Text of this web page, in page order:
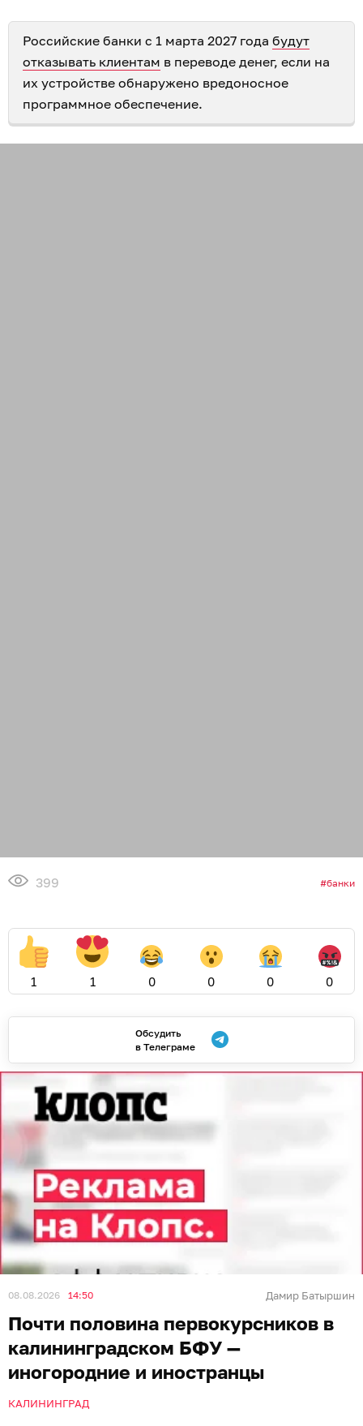
Российские банки с 1 марта 2027 года будут
отказывать клиентам в переводе денег, если на
их устройстве обнаружено вредоносное
программное обеспечение.
399 банки
1 1 0 0 0 0
Обсудить
в Телеграме
08.08.2026 14:50 Дамир Батыршин
Почти половина первокурсников в
калининградском БФУ —
иногородние и иностранцы
КАЛИНИНГРАД